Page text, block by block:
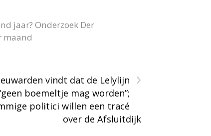
jaar? Onderzoek Der
maand
›
vindt dat de Lelylijn
boemeltje mag worden”;
politici willen een tracé
over de Afsluitdijk